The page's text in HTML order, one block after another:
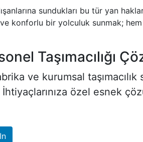
sundukları bu tür yan
bir yolculuk sunmak; hem
Taşımacılığı
ve kurumsal
İhtiyaçlarınıza özel esnek